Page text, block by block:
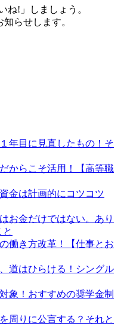
ね!」しましょう。
らせします。
年目に見直したもの！そ
からこそ活用！【高等職
金は計画的にコツコツ
お金だけではない。あり
働き方改革！【仕事とお
道はひらける！シングル
象！おすすめの奨学金制
周りに公言する？それと